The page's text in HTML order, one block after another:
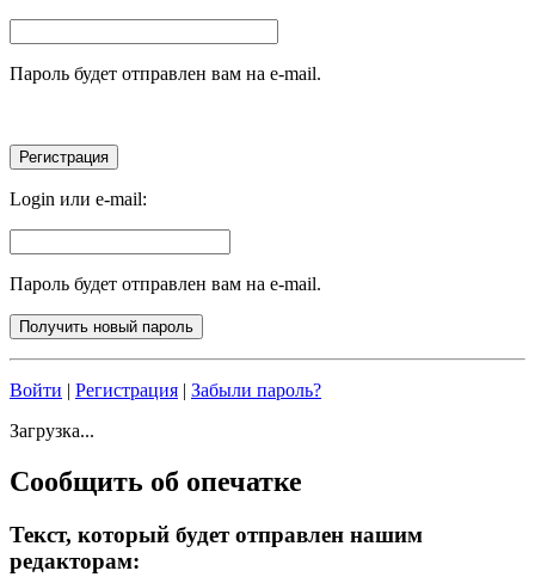
Пароль будет отправлен вам на e-mail.
Login или e-mail:
Пароль будет отправлен вам на e-mail.
Войти | Регистрация | Забыли пароль?
Загрузка...
Сообщить об опечатке
Текст, который будет отправлен нашим
редакторам: